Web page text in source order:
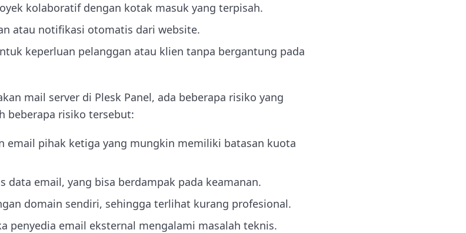
kolaboratif dengan kotak masuk yang terpisah.
atau notifikasi otomatis dari website.
keperluan pelanggan atau klien tanpa bergantung pada
mail server di Plesk Panel, ada beberapa risiko yang
beberapa risiko tersebut:
email pihak ketiga yang mungkin memiliki batasan kuota
data email, yang bisa berdampak pada keamanan.
domain sendiri, sehingga terlihat kurang profesional.
penyedia email eksternal mengalami masalah teknis.